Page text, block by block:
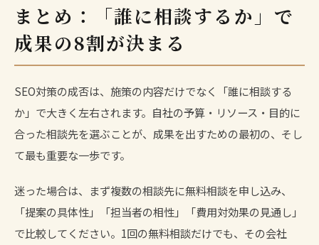
まとめ：「誰に相談するか」で
成果の8割が決まる
SEO対策の成否は、施策の内容だけでなく「誰に相談する
か」で大きく左右されます。自社の予算・リソース・目的に
合った相談先を選ぶことが、成果を出すための最初の、そし
て最も重要な一歩です。
迷った場合は、まず複数の相談先に無料相談を申し込み、
「提案の具体性」「担当者の相性」「費用対効果の見通し」
で比較してください。1回の無料相談だけでも、その会社